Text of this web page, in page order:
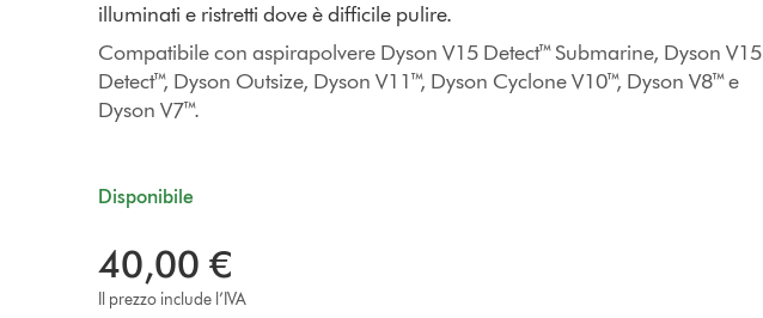
illuminati e ristretti dove è difficile pulire.
Compatibile con aspirapolvere Dyson V15 Detect™ Submarine, Dyson V15
Detect™, Dyson Outsize, Dyson V11™, Dyson Cyclone V10™, Dyson V8™ e
Dyson V7™.
Disponibile
40,00 €
Il prezzo include l’IVA